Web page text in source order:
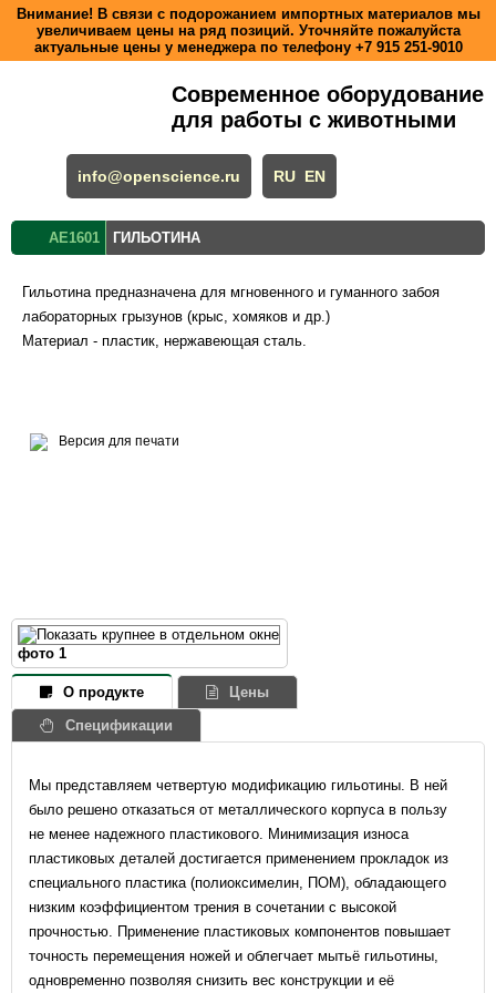
Внимание! В связи с подорожанием импортных материалов мы
увеличиваем цены на ряд позиций. Уточняйте пожалуйста
актуальные цены у менеджера по телефону +7 915 251-9010
Современное оборудование
для работы с животными
info@openscience.ru RU EN
AE1601 ГИЛЬОТИНА
Гильотина предназначена для мгновенного и гуманного забоя
лабораторных грызунов (крыс, хомяков и др.)
Материал - пластик, нержавеющая сталь.
Версия для печати
фото 1
О продукте
Цены
Спецификации
Мы представляем четвертую модификацию гильотины. В ней
было решено отказаться от металлического корпуса в пользу
не менее надежного пластикового. Минимизация износа
пластиковых деталей достигается применением прокладок из
специального пластика (полиоксимелин, ПОМ), обладающего
низким коэффициентом трения в сочетании с высокой
прочностью. Применение пластиковых компонентов повышает
точность перемещения ножей и облегчает мытьё гильотины,
одновременно позволяя снизить вес конструкции и её